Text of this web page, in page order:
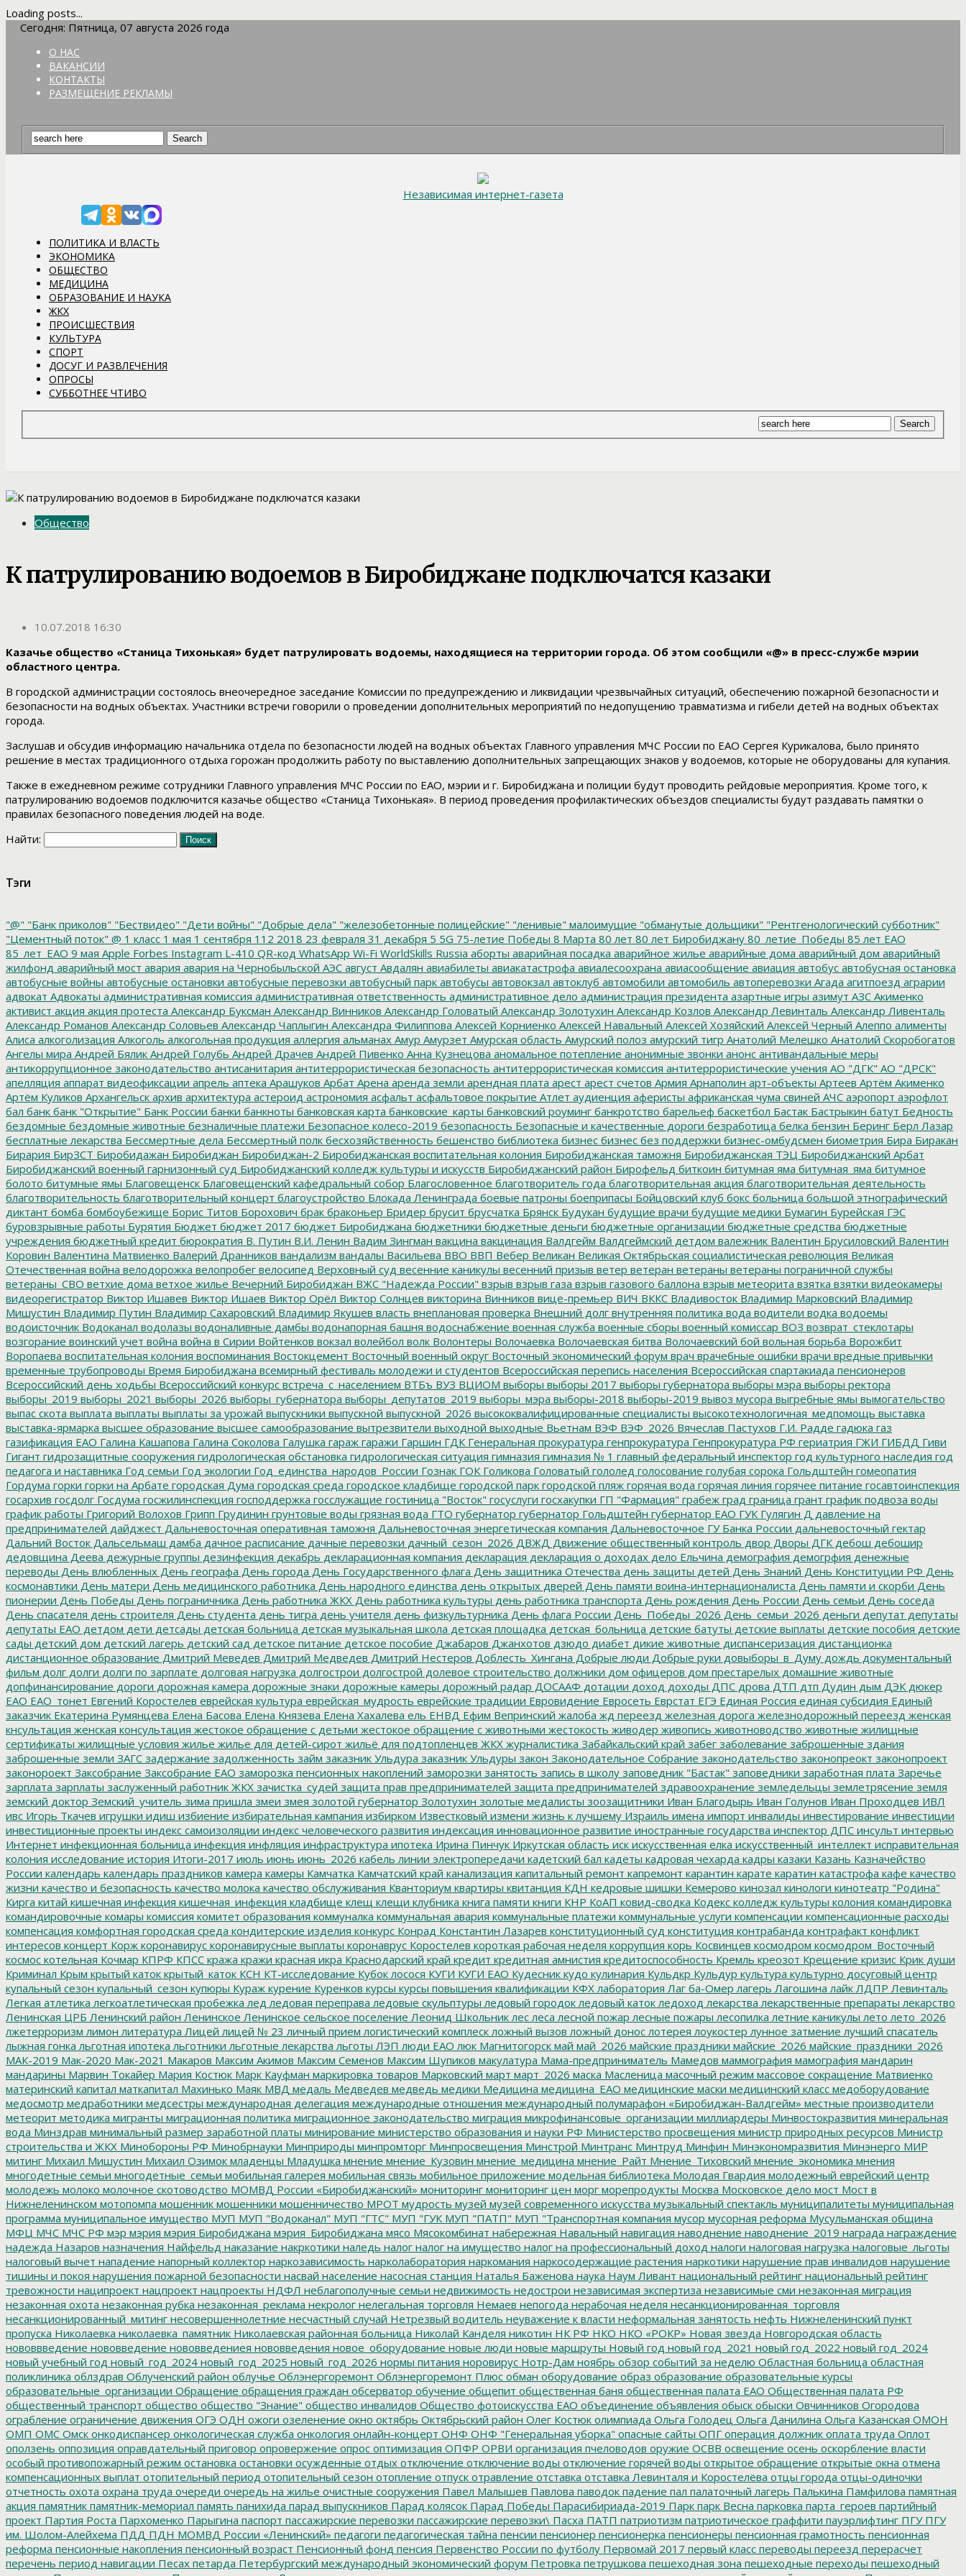
Loading posts...
Сегодня: Пятница, 07 августа 2026 года
О НАС
ВАКАНСИИ
КОНТАКТЫ
РАЗМЕЩЕНИЕ РЕКЛАМЫ
Независимая интернет-газета
ПОЛИТИКА И ВЛАСТЬ
ЭКОНОМИКА
ОБЩЕСТВО
МЕДИЦИНА
ОБРАЗОВАНИЕ И НАУКА
ЖКХ
ПРОИСШЕСТВИЯ
КУЛЬТУРА
СПОРТ
ДОСУГ И РАЗВЛЕЧЕНИЯ
ОПРОСЫ
СУББОТНЕЕ ЧТИВО
Общество
К патрулированию водоемов в Биробиджане подключатся казаки
10.07.2018 16:30
Казачье общество «Станица Тихонькая» будет патрулировать водоемы, находящиеся на территории города. Об этом сообщили «@» в пресс-службе мэрии
областного центра.
В городской администрации состоялось внеочередное заседание Комиссии по предупреждению и ликвидации чрезвычайных ситуаций, обеспечению пожарной безопасности и
безопасности на водных объектах. Участники встречи говорили о проведении дополнительных мероприятий по недопущению травматизма и гибели детей на водных объектах
города.
Заслушав и обсудив информацию начальника отдела по безопасности людей на водных объектах Главного управления МЧС России по ЕАО Сергея Курикалова, было принято
решение в местах традиционного отдыха горожан продолжить работу по выставлению дополнительных запрещающих знаков у водоемов, которые не оборудованы для купания.
Также в ежедневном режиме сотрудники Главного управления МЧС России по ЕАО, мэрии и г. Биробиджана и полиции будут проводить рейдовые мероприятия. Кроме того, к
патрулированию водоемов подключится казачье общество «Станица Тихонькая». В период проведения профилактических объездов специалисты будут раздавать памятки о
правилах безопасного поведения людей на воде.
Найти:
Тэги
"@" "Банк приколов" "Бествидео" "Дети войны" "Добрые дела" "железобетонные полицейские" "ленивые" малоимущие "обманутые дольщики" "Рентгенологический субботник"
"Цементный поток" @ 1 класс 1 мая 1 сентября 112 2018 23 февраля 31 декабря 5 5G 75-летие Победы 8 Марта 80 лет 80 лет Биробиджану 80_летие_Победы 85 лет ЕАО
85_лет_ЕАО 9 мая Apple Forbes Instagram L-410 QR-код WhatsApp Wi-Fi WorldSkills Russia аборты аварийная посадка аварийное жилье аварийные дома аварийный дом аварийный
жилфонд аварийный мост авария авария на Чернобыльской АЭС август Авдалян авиабилеты авиакатастрофа авиалесоохрана авиасообщение авиация автобус автобусная остановка
автобусные войны автобусные остановки автобусные перевозки автобусный парк автобусы автовокзал автоклуб автомобили автомобиль автоперевозки Агада агитпоезд аграрии
адвокат Адвокаты административная комиссия административная ответственность административное дело администрация президента азартные игры азимут АЗС Акименко
активист акция акция протеста Александр Буксман Александр Винников Александр Головатый Александр Золотухин Александр Козлов Александр Левинталь Александр Ливенталь
Александр Романов Александр Соловьев Александр Чаплыгин Александра Филиппова Алексей Корниенко Алексей Навальный Алексей Хозяйский Алексей Черный Алеппо алименты
Алиса алкоголизация Алкоголь алкогольная продукция аллергия альманах Амур Амурзет Амурская область Амурский полоз амурский тигр Анатолий Мелешко Анатолий Скоробогатов
Ангелы мира Андрей Бялик Андрей Голубь Андрей Драчев Андрей Пивенко Анна Кузнецова аномальное потепление анонимные звонки анонс антивандальные меры
антикоррупционное законодательство антисанитария антитеррористическая безопасность антитеррористическая комиссия антитеррористические учения АО "ДГК" АО "ДРСК"
апелляция аппарат видеофиксации апрель аптека Арашуков Арбат Арена аренда земли арендная плата арест арест счетов Армия Арнаполин арт-объекты Артеев Артём Акименко
Артём Куликов Архангельск архив архитектура астероид астрономия асфальт асфальтовое покрытие Атлет аудиенция аферисты африканская чума свиней АЧС аэропорт аэрофлот
бал банк банк "Открытие" Банк России банки банкноты банковская карта банковские_карты банковский роуминг банкротство барельеф баскетбол Бастак Бастрыкин батут Бедность
бездомные бездомные животные безналичные платежи Безопасное колесо-2019 безопасность Безопасные и качественные дороги безработица белка бензин Беринг Берл Лазар
бесплатные лекарства Бессмертные дела Бессмертный полк бесхозяйственность бешенство библиотека бизнес бизнес без поддержки бизнес-омбудсмен биометрия Бира Биракан
Бирария БирЗСТ Биробидажан Биробиджан Биробиджан-2 Биробиджанская воспитательная колония Биробиджанская таможня Биробиджанская ТЭЦ Биробиджанский Арбат
Биробиджанский военный гарнизонный суд Биробиджанский колледж культуры и искусств Биробиджанский район Бирофельд биткоин битумная яма битумная_яма битумное
болото битумные ямы Благовещенск Благовещенский кафедральный собор Благословенное благотворитель года благотворительная акция благотворительная деятельность
благотворительность благотворительный концерт благоустройство Блокада Ленинграда боевые патроны боеприпасы Бойцовский клуб бокс больница большой этнографический
диктант бомба бомбоубежище Борис Титов Борохович брак браконьер Бридер брусит брусчатка Брянск Будукан будущие врачи будущие медики Бумагин Бурейская ГЭС
буровзрывные работы Бурятия Бюджет бюджет 2017 бюджет Биробиджана бюджетники бюджетные деньги бюджетные организации бюджетные средства бюджетные
учреждения бюджетный кредит бюрократия В. Путин В.И. Ленин Вадим Зингман вакцина вакцинация Валдгейм Валдгеймский детдом валежник Валентин Брусиловский Валентин
Коровин Валентина Матвиенко Валерий Дранников вандализм вандалы Васильева ВВО ВВП Вебер Великан Великая Октябрьская социалистическая революция Великая
Отечественная война велодорожка велопробег велосипед Верховный суд весенние каникулы весенний призыв ветер ветеран ветераны ветераны пограничной службы
ветераны_СВО ветхие дома ветхое жилье Вечерний Биробиджан ВЖС "Надежда России" взрыв взрыв газа взрыв газового баллона взрыв метеорита взятка взятки видеокамеры
видеорегистратор Виктор Ишавев Виктор Ишаев Виктор Орёл Виктор Солнцев викторина Винников вице-премьер ВИЧ ВККС Владивосток Владимир Марковский Владимир
Мишустин Владимир Путин Владимир Сахаровский Владимир Якушев власть внеплановая проверка Внешний долг внутренняя политика вода водители водка водоемы
водоисточник Водоканал водолазы водоналивные дамбы водонапорная башня водоснабжение военная служба военные сборы военный комиссар ВОЗ возврат_стеклотары
возгорание воинский учет война война в Сирии Войтенков вокзал волейбол волк Волонтеры Волочаевка Волочаевская битва Волочаевский бой вольная борьба Ворожбит
Воропаева воспитательная колония воспоминания Востокцемент Восточный военный округ Восточный экономический форум врач врачебные ошибки врачи вредные привычки
временные трубопроводы Время Биробиджана всемирный фестиваль молодежи и студентов Всероссийская перепись населения Всероссийская спартакиада пенсионеров
Всероссийский день ходьбы Всероссийский конкурс встреча_с_населением ВТБъ ВУЗ ВЦИОМ выборы выборы 2017 выборы губернатора выборы мэра выборы ректора
выборы_2019 выборы_2021 выборы_2026 выборы_губернатора выборы_депутатов_2019 выборы_мэра выборы-2018 выборы-2019 вывоз мусора выгребные ямы вымогательство
выпас скота выплата выплаты выплаты за урожай выпускники выпускной выпускной_2026 высококвалифицированные специалисты высокотехнологичная_медпомощь выставка
выставка-ярмарка высшее образование высшее самообразование вытрезвители выходной выходные Вьетнам ВЭФ ВЭФ_2026 Вячеслав Пастухов Г.И. Радде гадюка газ
газификация ЕАО Галина Кашапова Галина Соколова Галушка гараж гаражи Гаршин ГДК Генеральная прокуратура генпрокуратура Генпрокуратура РФ гериатрия ГЖИ ГИБДД Гиви
Гигант гидрозащитные сооружения гидрологическая обстановка гидрологическая ситуация гимназия гимназия № 1 главный федеральный инспектор год культурного наследия год
педагога и наставника Год семьи Год экологии Год_единства_народов_России Гознак ГОК Голикова Головатый гололед голосование голубая сорока Гольдштейн гомеопатия
Гордума горки горки на Арбате городская Дума городская среда городское кладбище городской парк городской пляж горячая вода горячая линия горячее питание госавтоинспекция
госархив госдолг Госдума госжилинспекция господдержка госслужащие гостиница "Восток" госуслуги госхакупки ГП "Фармация" грабеж град граница грант график подвоза воды
график работы Григорий Волохов Грипп Грудинин грунтовые воды грязная вода ГТО губернатор губернатор Гольдштейн губернатор ЕАО ГУК Гулягин Д давление на
предпринимателей дайджест Дальневосточная оперативная таможня Дальневосточная энергетическая компания Дальневосточное ГУ Банка России дальневосточный гектар
Дальний Восток Дальсельмаш дамба дачное расписание дачные перевозки дачный_сезон_2026 ДВЖД Движение общественный контроль двор Дворы ДГК дебош дебошир
дедовщина Деева дежурные группы дезинфекция декабрь декларационная компания декларация декларация о доходах дело Ельчина демография демогрфия денежные
переводы День влюбленных День географа День города День Государственного флага День защитника Отечества день защиты детей День Знаний День Конституции РФ День
космонавтики День матери День медицинского работника День народного единства день открытых дверей День памяти воина-интернационалиста День памяти и скорби День
пионерии День Победы День пограничника День работника ЖКХ День работника культуры день работника транспорта День рождения День России День семьи День соседа
День спасателя день строителя День студента день тигра день учителя день физкультурника День флага России День_Победы_2026 День_семьи_2026 деньги депутат депутаты
депутаты ЕАО детдом дети детсады детская больница детская музыкальная школа детская площадка детская_больница детские батуты детские выплаты детские пособия детские
сады детский дом детский лагерь детский сад детское питание детское пособие Джабаров Джанхотов дзюдо диабет дикие животные диспансеризация дистанционка
дистанционное образование Дмитрий Меведев Дмитрий Медведев Дмитрий Нестеров Доблесть_Хингана Добрые люди Добрые руки довыборы_в_Думу дождь документальный
фильм долг долги долги по зарплате долговая нагрузка долгострои долгострой долевое строительство должники дом офицеров дом престарелых домашние животные
допфинансирование дороги дорожная камера дорожные знаки дорожные камеры дорожный радар ДОСААФ дотации доход доходы ДПС дрова ДТП дтп Дудин дым ДЭК дюкер
ЕАО ЕАО_тонет Евгений Коростелев еврейская культура еврейская_мудрость еврейские традиции Евровидение Евросеть Еврстат ЕГЭ Единая Россия единая субсидия Единый
заказчик Екатерина Румянцева Елена Басова Елена Князева Елена Хахалева ель ЕНВД Ефим Вепринский жалоба жд переезд железная дорога железнодорожный переезд женская
кнсультация женская консультация жестокое обращение с детьми жестокое обращение с животными жестокость живодер живопись животноводство животные жилищные
сертификаты жилищные условия жилье жилье для детей-сирот жильё для подтопленцев ЖКХ журналистика Забайкальский край забег заболевание заброшенные здания
заброшенные земли ЗАГС задержание задолженность займ заказник Ульдура заказник Ульдуры закон Законодательное Собрание законодательство законопреокт законопроект
законороект Заксобрание Заксобрание ЕАО заморозка пенсионных накоплений заморозки занятость запись в школу заповедник "Бастак" заповедники заработная плата Заречье
зарплата зарплаты заслуженный работник ЖКХ зачистка_судей защита прав предпринимателей защита предпринимателей здравоохранение земледельцы землетрясение земля
земский доктор Земский_учитель зима пришла змеи змея золотой губернатор Золотухин золотые медалисты зоозащитники Иван Благодырь Иван Голунов Иван Проходцев ИВЛ
ивс Игорь Ткачев игрушки идиш избиение избирательная кампания избирком Известковый измени жизнь к лучшему Израиль имена импорт инвалиды инвестирование инвестиции
инвестиционные проекты индекс самоизоляции индекс человеческого развития индексация инновационное развитие иностранные государства инспектор ДПС инсульт интервью
Интернет инфекционная больница инфекция инфляция инфраструктура ипотека Ирина Пинчук Иркутская область иск искусственная елка искусственный_интеллект исправительная
колония исследование история Итоги-2017 июль июнь июнь_2026 кабель линии электропередачи кадетский бал кадеты кадровая чехарда кадры казаки Казань Казначейство
России календарь календарь праздников камера камеры Камчатка Камчатский край канализация капитальный ремонт капремонт карантин карате каратин катастрофа кафе качество
жизни качество и безопасность качество молока качество обслуживания Кванториум квартиры квитанция КДН кедровые шишки Кемерово кинозал кинологи кинотеатр "Родина"
Кирга китай кишечная инфекция кишечная_инфекция кладбище клещ клещи клубника книга памяти книги КНР КоАП ковид-сводка Кодекс колледж культуры колония командировка
командировочные комары комиссия комитет образования коммуналка коммунальная авария коммунальные платежи коммунальные услуги компенсации компенсационные расходы
компенсация комфортная городская среда кондитерские изделия конкурс Конрад Константин Лазарев конституционный суд конституция контрабанда контрафакт конфликт
интересов концерт Корж коронавирус коронавирусные выплаты коронаврус Коростелев короткая рабочая неделя коррупция корь Косвинцев космодром космодром_Восточный
космос котельная Кочмар КПРФ КПСС кража кражи красная икра Краснодарский край кредит кредитная амнистия кредитоспособность Кремль креозот Крещение кризис Крик души
Криминал Крым крытый каток крытый_каток КСН КТ-исследование Кубок лосося КУГИ КУГИ ЕАО Кудесник кудо кулинария Кульдкр Кульдур культура культурно досуговый центр
купальный сезон купальный_сезон купюры Кураж курение Куренков курсы курсы повышения квалификации КФХ лаборатория Лаг ба-Омер лагерь Лагошина лайк ЛДПР Левинталь
Легкая атлетика легкоатлетическая пробежка лед ледовая переправа ледовые скульптуры ледовый городок ледовый каток ледоход лекарства лекарственные препараты лекарство
Ленинская ЦРБ Ленинский район Ленинское Ленинское сельское поселение Леонид Школьник лес леса лесной пожар лесные пожары лесопилка летние каникулы лето лето_2026
лжетерроризм лимон литература Лицей лицей № 23 личный прием логистический комплеск ложный вызов ложный донос лотерея лоукостер лунное затмение лучший спасатель
лыжная гонка льготная ипотека льготники льготные лекарства льготы ЛЭП люди ЕАО люк Магнитогорск май май_2026 майские праздники майские_2026 майские_праздники_2026
МАК-2019 Мак-2020 Мак-2021 Макаров Максим Акимов Максим Семенов Максим Шупиков макулатура Мама-предприниматель Мамедов маммография мамография мандарин
мандарины Марвин Токайер Мария Костюк Марк Кауфман маркировка товаров Марковский март март_2026 маска Масленица масочный режим массовое сокращение Матвиенко
материнский капитал маткапитал Махинько Маяк МВД медаль Медведев медведь медики Медицина медицина_ЕАО медицинские маски медицинский класс медоборудование
медосмотр медработники медсестры международная делегация международные отношения международный полумарафон «Биробиджан-Валдгейм» местные производители
метеорит методика мигранты миграционная политика миграционное законодательство миграция микрофинансовые_организации миллиардеры Минвостокразвития минеральная
вода Минздрав минимальный размер заработной платы минирование министерство образования и науки РФ Министерство просвещения министр природных ресурсов Министр
строительства и ЖКХ Минобороны РФ Минобрнауки Минприроды минпромторг Минпросвещения Минстрой Минтранс Минтруд Минфин Минэкономразвития Минэнерго МИР
митинг Михаил Мишустин Михаил Озимок младенцы Младушка мнение мнение_Кузовин мнение_медицина мнение_Райт Мнение_Тиховский мнение_экономика мнения
многодетные семьи многодетные_семьи мобильная галерея мобильная связь мобильное приложение модельная библиотека Молодая Гвардия молодежный еврейский центр
молодежь молоко молочное скотоводство МОМВД России «Биробиджанский» мониторинг мониторинг цен морг морепродукты Москва Московское дело мост Мост в
Нижнеленинском мотопомпа мошенник мошенники мошенничество МРОТ мудрость музей музей современного искусства музыкальный спектакль муниципалитеты муниципальная
программа муниципальное имущество МУП МУП "Водоканал" МУП "ГТС" МУП "ГУК МУП "ПАТП" МУП "Транспортная компания мусор мусорная реформа Мусульманская община
МФЦ МЧС МЧС РФ мэр мэрия мэрия Биробиджана мэрия_Биробиджана мясо Мясокомбинат набережная Навальный навигация наводнение наводнение_2019 награда награждение
надежда Назаров назначения Найфельд наказание накркотики наледь налог налог на имущество налог на профессиональный доход налоги налоговая нагрузка налоговые_льготы
налоговый вычет нападение напорный коллектор наркозависимость нарколаборатория наркомания наркосодержащие растения наркотики нарушение прав инвалидов нарушение
тишины и покоя нарушения пожарной безопасности насвай население насосная станция Наталья Баженова наука Наум Ливант национальный рейтинг национальный рейтинг
тревожности наципроект нацпроект нацпроекты НДФЛ неблагополучные семьи недвижимость недострои независимая экспертиза независимые сми незаконная миграция
незаконная охота незаконная рубка незаконная_реклама некролог нелегальная торговля Немаев непогода нерабочая неделя несанкционированная_торговля
несанкционированный_митинг несовершеннолетние несчастный случай Нетрезвый водитель неуважение к власти неформальная занятость нефть Нижнеленинский пункт
пропуска Николаевка николаевка_памятник Николаевская районная больница Николай Канделя никотин НК РФ НКО НКО «РОКР» Новая звезда Новгородская область
нововвведение нововведение нововведениея нововведения новое_оборудование новые люди новые маршруты Новый год новый год_2021 новый год_2022 новый год_2024
новый учебный год новый_год_2024 новый_год_2025 новый_год_2026 нормы питания норовирус Нотр-Дам ноябрь обзор событий за неделю Областная больница областная
поликлиника облздрав Облученский район облучье Облэнергоремонт Облэнергоремонт Плюс обман оборудование образ образование образовательные курсы
образовательные_организации Обращение обращения граждан обсерватор обучение общепит общественная баня общественная палата ЕАО Общественная палата РФ
общественный транспорт общество общество "Знание" общество инвалидов Общество фотоискусства ЕАО объединение объявления обыск обыски Овчинников Огородова
ограбление ограничение движения ОГЭ ОДН ожоги озеленение окно октябрь Октябрьский район Олег Костюк олимпиада Ольга Голодец Ольга Данилина Ольга Казанская ОМОН
ОМП ОМС Омск онкодиспансер онкологическая служба онкология онлайн-концерт ОНФ ОНФ "Генеральная уборка" опасные сайты ОПГ операция должник оплата труда Оплот
оползень оппозиция оправдательный приговор опровержение опрос оптимизация ОПФР ОРВИ организация пчеловодов оружие ОСВВ освещение осень оскорбление власти
особый противопожарный режим остановка остановки осужденные отдых отключение отключение воды отключение горячей воды открытое обращение открытые окна отмена
компенсационных выплат отопительный период отопительный сезон отопление отпуск отравление отставка отставка Левинталя и Коростелёва отцы города отцы-одиночки
отчетность охота охрана труда очереди очередь на жилье очистные сооружения Павел Малышев Павлова паводок падение пал палаточный лагерь Палькина Памфилова памятная
акция памятник памятник-мемориал память панихида парад выпускников Парад колясок Парад Победы Парасибириада-2019 Парк парк Весна парковка парта_героев партийный
проект Партия Роста Пархоменко Парыгина паспорт пассажирские перевозки пассажирские перевозки\ Пасха ПАТП патриотизм патриотическое граффити пауэрлифтинг ПГУПГУ
им. Шолом-Алейхема ПДД ПДН МОМВД России «Ленинский» педагоги педагогическая тайна пенсии пенсионер пенсионерка пенсионеры пенсионная грамотность пенсионная
реформа пенсионные накопления пенсионный возраст Пенсионный фонд пенсия Первенство России по футболу Первомай 2017 первый класс переводы переезд перерасчет
перечень период навигации Песах петарда Петербургский международный экономический форум Петровка петрушкова пешеходная зона пешеходные переходы пешеходный